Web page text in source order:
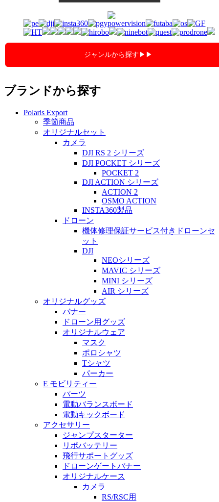
ジャンルから探す▶︎▶︎
ブランドから探す
Polaris Export
季節商品
オリジナルセット
カメラ
DJI RS 2 シリーズ
DJI POCKET シリーズ
POCKET 2
DJI ACTION シリーズ
ACTION 2
OSMO ACTION
INSTA360製品
ドローン
機体修理保証サービス付きドローンセ
ット
DJI
NEOシリーズ
MAVIC シリーズ
MINI シリーズ
AIR シリーズ
オリジナルグッズ
バナー
ドローン用グッズ
オリジナルウェア
マスク
ポロシャツ
Tシャツ
パーカー
E モビリティー
パーツ
電動バランスボード
電動キックボード
アクセサリー
ジャンプスターター
リポバッテリー
飛行サポートグッズ
ドローンゲートバナー
オリジナルケース
カメラ
RS/RSC用